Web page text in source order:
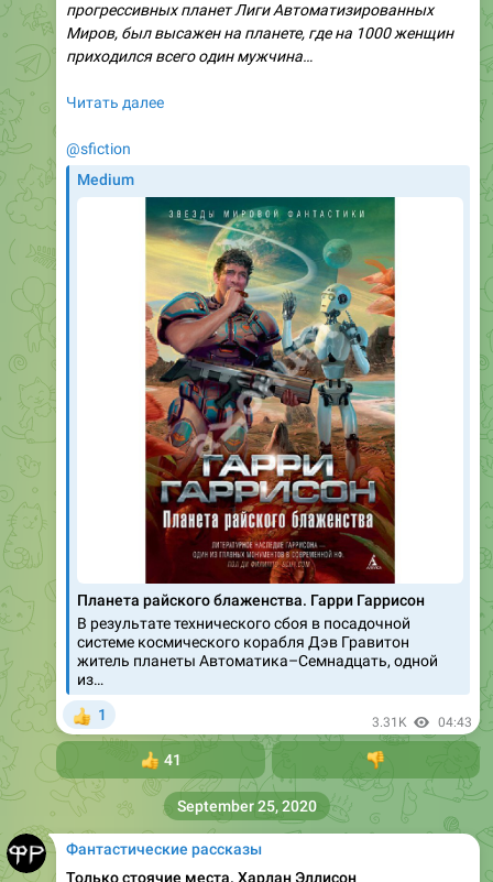
прогрессивных планет Лиги Автоматизированных
Миров, был высажен на планете, где на 1000 женщин
приходился всего один мужчина…
Читать далее
@sfiction
Medium
Планета райского блаженства. Гарри Гаррисон
В результате технического сбоя в посадочной
системе космического корабля Дэв Гравитон
житель планеты Автоматика–Семнадцать, одной
из…
1 3.31K 04:43
41 👎
Фантастические рассказы
September 25, 2020